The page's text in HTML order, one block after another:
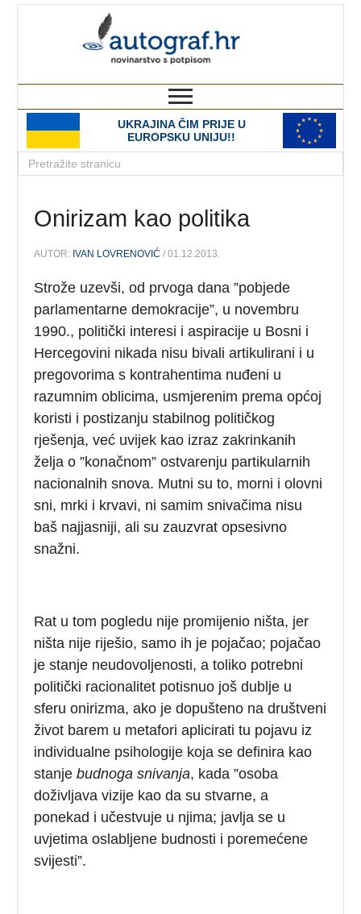
UKRAJINA ČIM PRIJE U
EUROPSKU UNIJU!!
Onirizam kao politika
AUTOR: IVAN LOVRENOVIĆ / 01.12.2013.
Strože uzevši, od prvoga dana ”pobjede
parlamentarne demokracije”, u novembru
1990., politički interesi i aspiracije u Bosni i
Hercegovini nikada nisu bivali artikulirani i u
pregovorima s kontrahentima nuđeni u
razumnim oblicima, usmjerenim prema općoj
koristi i postizanju stabilnog političkog
rješenja, već uvijek kao izraz zakrinkanih
želja o ”konačnom” ostvarenju partikularnih
nacionalnih snova. Mutni su to, morni i olovni
sni, mrki i krvavi, ni samim snivačima nisu
baš najjasniji, ali su zauzvrat opsesivno
snažni.
Rat u tom pogledu nije promijenio ništa, jer
ništa nije riješio, samo ih je pojačao; pojačao
je stanje neudovoljenosti, a toliko potrebni
politički racionalitet potisnuo još dublje u
sferu onirizma, ako je dopušteno na društveni
život barem u metafori aplicirati tu pojavu iz
individualne psihologije koja se definira kao
stanjebudnoga snivanja, kada ”osoba
doživljava vizije kao da su stvarne, a
ponekad i učestvuje u njima; javlja se u
uvjetima oslabljene budnosti i poremećene
svijesti”.